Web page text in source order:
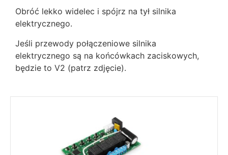
Obróć lekko widelec i spójrz na tył silnika
elektrycznego.
Jeśli przewody połączeniowe silnika
elektrycznego są na końcówkach zaciskowych,
będzie to V2 (patrz zdjęcie).